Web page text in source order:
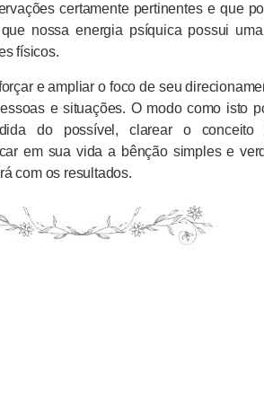
certamente pertinentes e que
nossa energia psíquica possui
físicos.
e ampliar o foco de seu
e situações. O modo como isto
do possível, clarear o conceito
em sua vida a bênção simples e
com os resultados.